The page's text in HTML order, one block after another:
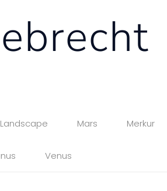
Landscape Mars Merkur
Venus